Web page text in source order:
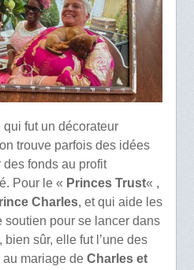
fut un décorateur
trouve parfois des idées
fonds au profit
Pour le « Princes Trust« ,
Charles, et qui aide les
soutien pour se lancer dans
sûr, elle fut l’une des
au mariage de Charles et